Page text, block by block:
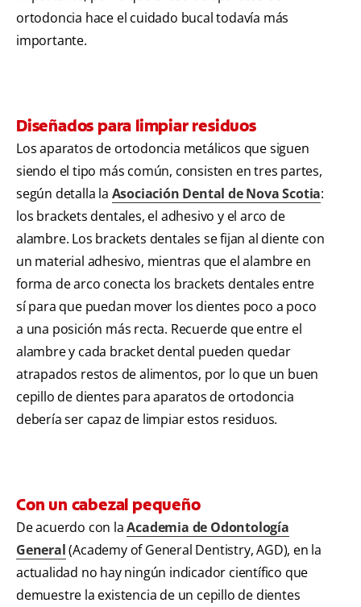
ortodoncia hace el cuidado bucal todavía más
importante.
Diseñados para limpiar residuos
Los aparatos de ortodoncia metálicos que siguen
siendo el tipo más común, consisten en tres partes,
según detalla la Asociación Dental de Nova Scotia:
los brackets dentales, el adhesivo y el arco de
alambre. Los brackets dentales se fijan al diente con
un material adhesivo, mientras que el alambre en
forma de arco conecta los brackets dentales entre
sí para que puedan mover los dientes poco a poco
a una posición más recta. Recuerde que entre el
alambre y cada bracket dental pueden quedar
atrapados restos de alimentos, por lo que un buen
cepillo de dientes para aparatos de ortodoncia
debería ser capaz de limpiar estos residuos.
Con un cabezal pequeño
De acuerdo con laAcademia de Odontología
General(Academy of General Dentistry, AGD), en la
actualidad no hay ningún indicador científico que
demuestre la existencia de un cepillo de dientes